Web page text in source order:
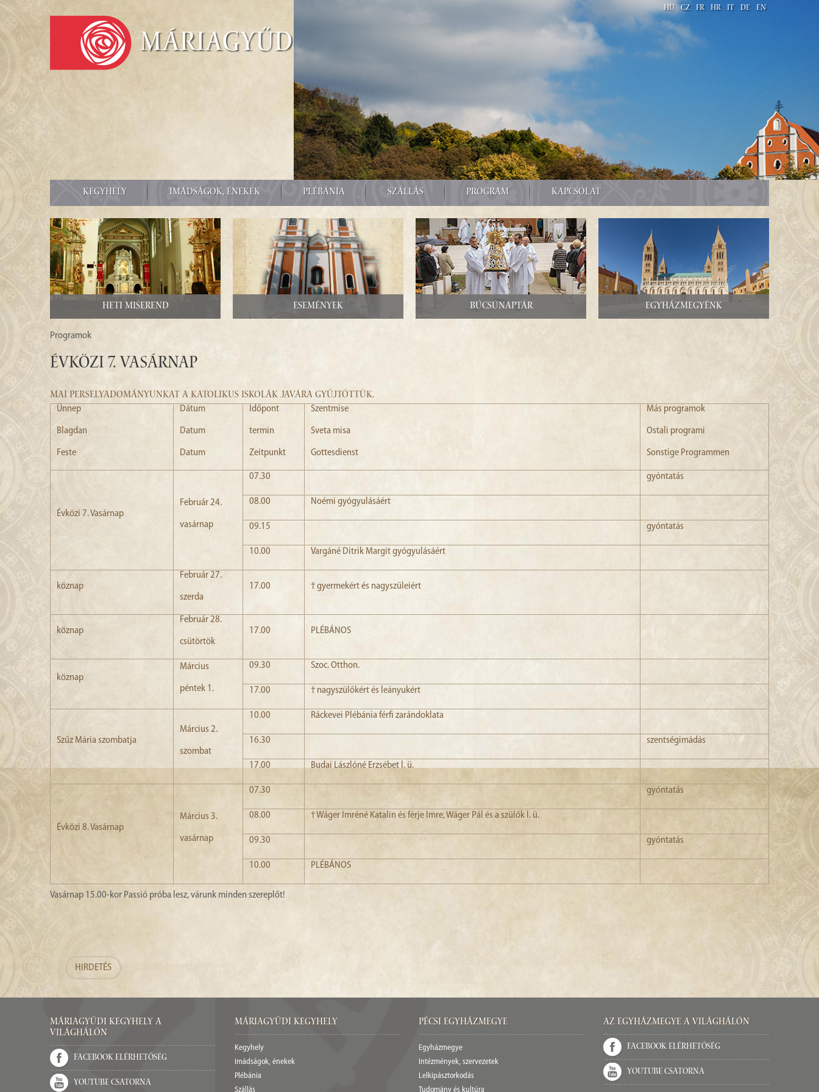
HU CZ FR HR IT DE EN
Máriagyűd
KEGYHELY IMÁDSÁGOK, ÉNEKEK PLÉBÁNIA SZÁLLÁS PROGRAM KAPCSOLAT
Heti miserend Események Búcsúnaptár Egyházmegyénk
Programok
Évközi 7. Vasárnap
MAI PERSELYADOMÁNYUNKAT A KATOLIKUS ISKOLÁK JAVÁRA GYŰJTÖTTÜK.
Ünnep
Blagdan
Feste
Dátum
Datum
Datum
Időpont
termin
Zeitpunkt
Szentmise
Sveta misa
Gottesdienst
Más programok
Ostali programi
Sonstige Programmen
Évközi 7. Vasárnap
Február 24.
vasárnap
07.30 gyóntatás
08.00 Noémi gyógyulásáért
09.15 gyóntatás
10.00 Vargáné Ditrik Margit gyógyulásáért
köznap
Február 27.
szerda
17.00 † gyermekért és nagyszüleiért
köznap
Február 28.
csütörtök
17.00 PLÉBÁNOS
köznap
Március
péntek 1.
09.30 Szoc. Otthon.
17.00 † nagyszülőkért és leányukért
Szűz Mária szombatja
Március 2.
szombat
10.00 Ráckevei Plébánia férfi zarándoklata
16.30 szentségimádás
17.00 Budai Lászlóné Erzsébet l. ü.
Évközi 8. Vasárnap
Március 3.
vasárnap
07.30 gyóntatás
08.00 † Wáger Imréné Katalin és férje Imre, Wáger Pál és a szülők l. ü.
09.30 gyóntatás
10.00 PLÉBÁNOS
Vasárnap 15.00-kor Passió próba lesz, várunk minden szereplőt!
HIRDETÉS
Máriagyűdi Kegyhely a
világhálón
Facebook elérhetőség
Youtube csatorna
Máriagyűdi Kegyhely
Kegyhely
Imádságok, énekek
Plébánia
Szállás
Pécsi egyházmegye
Egyházmegye
Intézmények, szervezetek
Lelkipásztorkodás
Tudomány és kultúra
Az Egyházmegye a világhálón
Facebook elérhetőség
Youtube csatorna